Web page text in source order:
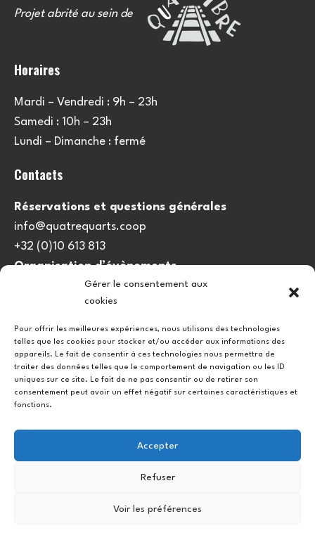
Gérer le consentement aux
cookies
Pour offrir les meilleures expériences, nous utilisons des technologies
telles que les cookies pour stocker et/ou accéder aux informations des
appareils. Le fait de consentir à ces technologies nous permettra de
traiter des données telles que le comportement de navigation ou les ID
uniques sur ce site. Le fait de ne pas consentir ou de retirer son
consentement peut avoir un effet négatif sur certaines caractéristiques et
fonctions.
Accepter
Refuser
Voir les préférences
Projet abrité au sein de
Horaires
Mardi – Vendredi : 9h – 23h
Samedi : 10h – 23h
Lundi – Dimanche : fermé
Contacts
Réservations et questions générales
info@quatrequarts.coop
+32 (0)10 613 813
Organisation d’évènements
viedulieu@quatrequarts.coop
Politique de cookies (UE)